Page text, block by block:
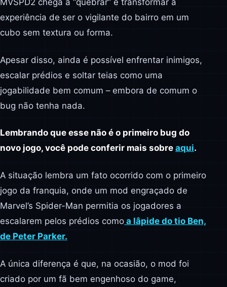
experiência de ser o vigilante do bairro em um
cubo sem textura ou forma.
Apesar disso, ainda é possível enfrentar inimigos,
escalar prédios e soltar teias como uma
jogabilidade bem comum – embora de comum o
bug não tenha nada.
Lembrando que esse não é o primeiro bug do
novo jogo, você pode conferir mais sobre aqui.
A situação lembra um fato ocorrido com o primeiro
jogo da franquia, onde um mod engraçado de
Marvel’s Spider-Man permitia os jogadores a
escalarem pelos prédios como a lâpide do tio Ben,
de Peter Parker.
A única diferença é que, na ocasião, o mod foi
criado por um fã bem engenhoso do game,